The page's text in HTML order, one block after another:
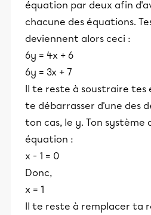
équation par deux afin
chacune des équations.
deviennent alors ceci :
6y = 4x + 6
6y = 3x + 7
Il te reste à soustraire tes
te débarrasser d'une des
ton cas, le y. Ton
équation :
x - 1 = 0
Donc,
x = 1
Il te reste à remplacer ta